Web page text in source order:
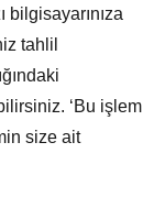
bilgisayarınıza
tahlil
‘Bu işlem
size ait